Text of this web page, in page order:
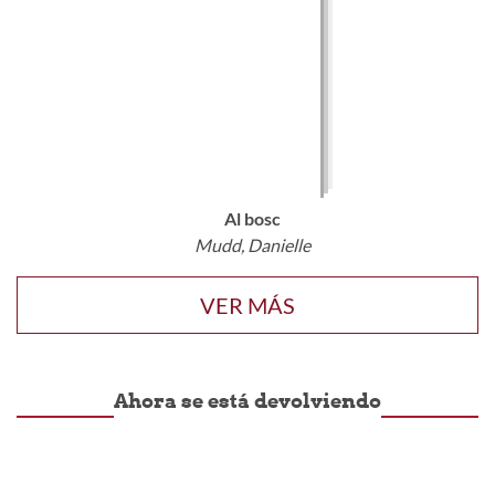
Al bosc
Mudd, Danielle
VER MÁS
Ahora se está devolviendo